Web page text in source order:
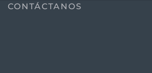
CONTÁCTANOS